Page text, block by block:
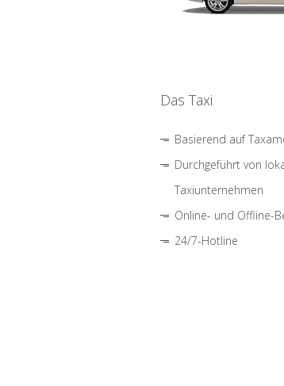
Das Taxi
Basierend auf
Durchgeführt von
Taxiunternehmen
Online- und Offline-
24/7-Hotline